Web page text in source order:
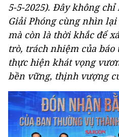
5-5-2025). Đây không chỉ
Giải Phóng cùng nhìn
mà còn là thời khắc để
trò, trách nhiệm của báo
thực hiện khát vọng
bền vững, thịnh vượng